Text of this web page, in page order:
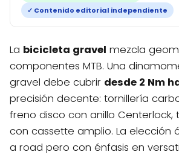
✓ Contenido editorial independiente
La bicicleta gravel mezcla
componentes MTB. Una
gravel debe cubrir desde 2 Nm
precisión decente: tornillería
freno disco con anillo Centerlock,
con cassette amplio. La elección
a road pero con énfasis en